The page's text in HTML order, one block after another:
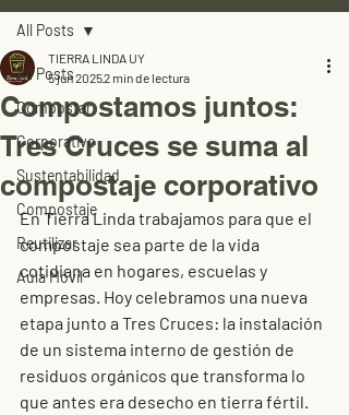
All Posts
Compostar
Corporativo
Sustentabilidad
Compostaje
Reutilizar
Aula Móvil
All Posts
Compostamos juntos:
Tres Cruces se suma al
compostaje corporativo
TIERRA LINDA UY
5 jun 20252 min de lectura
En Tierra Linda trabajamos para que el
compostaje sea parte de la vida
cotidiana en hogares, escuelas y
empresas. Hoy celebramos una nueva
etapa junto a Tres Cruces: la instalación
de un sistema interno de gestión de
residuos orgánicos que transforma lo
que antes era desecho en tierra fértil.